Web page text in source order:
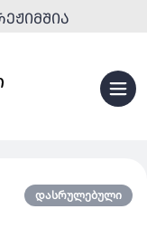
დასრულებული